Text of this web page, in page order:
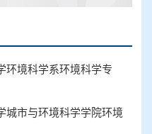
环境科学系环境科学专
城市与环境科学学院环境